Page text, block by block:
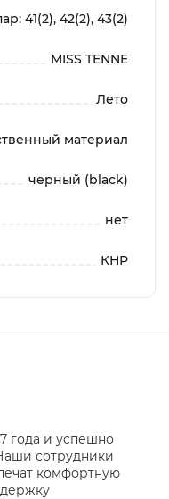
41(2), 42(2), 43(2)
MISS TENNE
Лето
материал
черный (black)
нет
КНР
года и успешно
сотрудники
комфортную